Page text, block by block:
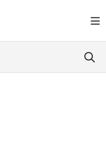
https://
exploring further.